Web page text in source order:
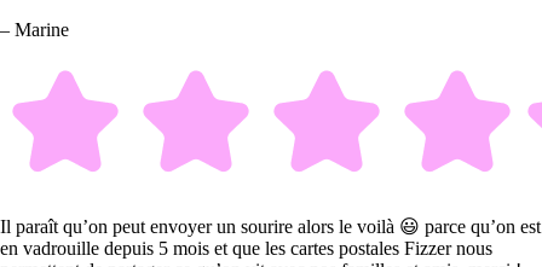
– Marine
Il paraît qu’on peut envoyer un sourire alors le voilà 😃 parce qu’on est
en vadrouille depuis 5 mois et que les cartes postales Fizzer nous